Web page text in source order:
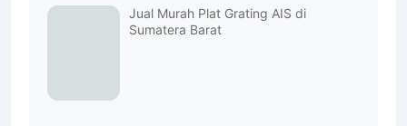
Jual Murah Plat Grating AIS di
Sumatera Barat